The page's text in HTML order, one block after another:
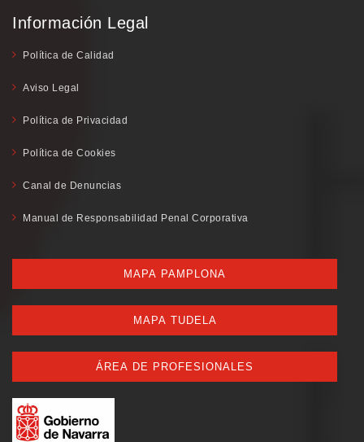
Información Legal
Política de Calidad
Aviso Legal
Política de Privacidad
Política de Cookies
Canal de Denuncias
Manual de Responsabilidad Penal Corporativa
MAPA PAMPLONA
MAPA TUDELA
ÁREA DE PROFESIONALES